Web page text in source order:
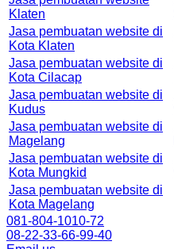
Klaten
Jasa pembuatan website di
Kota Klaten
Jasa pembuatan website di
Kota Cilacap
Jasa pembuatan website di
Kudus
Jasa pembuatan website di
Magelang
Jasa pembuatan website di
Kota Mungkid
Jasa pembuatan website di
Kota Magelang
081-804-1010-72
08-22-33-66-99-40